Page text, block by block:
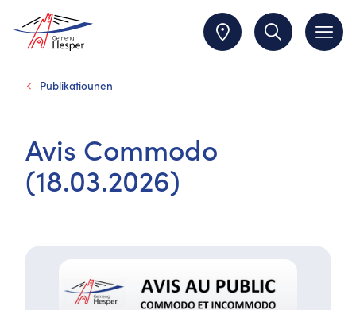
Publikatiounen
Avis Commodo
(18.03.2026)